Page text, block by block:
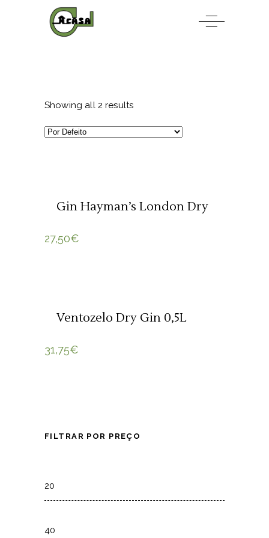
Showing all 2 results
Gin Hayman’s London Dry
27,50€
Ventozelo Dry Gin 0,5L
31,75€
FILTRAR POR PREÇO